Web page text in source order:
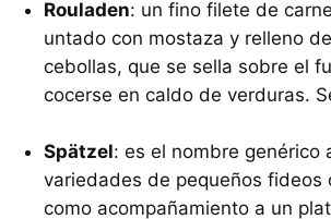
Rouladen: un fino filete de
untado con mostaza y relleno
cebollas, que se sella sobre el
cocerse en caldo de verduras.
Spätzel: es el nombre genérico
variedades de pequeños fideos
como acompañamiento a un